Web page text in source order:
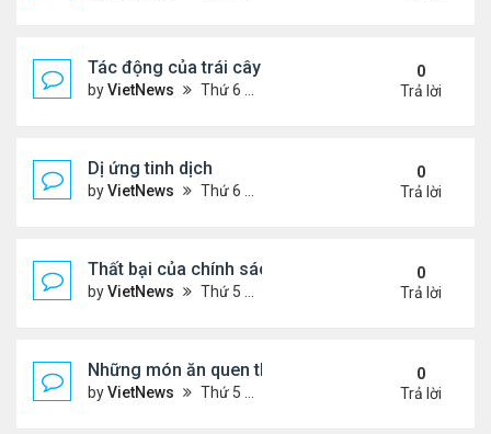
Tác động của trái cây sấy đến đường huyết
byVietNews Thứ 6 Tháng 8 05, 2022 12:13 pm
0
Trả lời
Dị ứng tinh dịch
byVietNews Thứ 6 Tháng 8 05, 2022 12:06 pm
0
Trả lời
Thất bại của chính sách khuyến khích sinh đẻ ở
byVietNews Thứ 5 Tháng 8 04, 2022 5:21 pm
0
Trả lời
Những món ăn quen thuộc rút ngắn tuổi thọ
byVietNews Thứ 5 Tháng 8 04, 2022 4:03 pm
0
Trả lời